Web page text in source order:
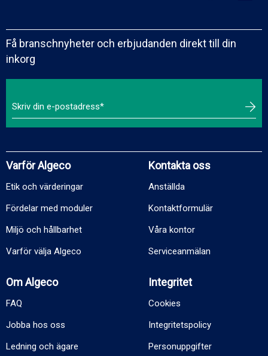
Få branschnyheter och erbjudanden direkt till din
inkorg
Varför Algeco
Etik och värderingar
Fördelar med moduler
Miljö och hållbarhet
Varför välja Algeco
Kontakta oss
Anställda
Kontaktformulär
Våra kontor
Serviceanmälan
Om Algeco
FAQ
Jobba hos oss
Ledning och ägare
Integritet
Cookies
Integritetspolicy
Personuppgifter